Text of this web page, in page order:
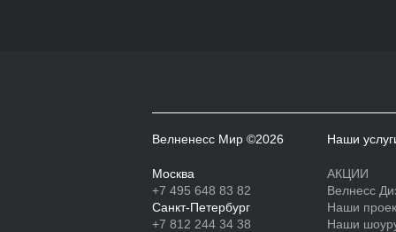
Наши
АКЦИИ
Велнесс
Наши
Наши
Велненесс Мир ©2026
Москва
+7 495 648 83 82
Санкт-Петербург
+7 812 244 34 38